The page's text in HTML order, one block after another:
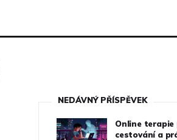
NEDÁVNÝ PŘÍSPĚVEK
Online terapie
cestování a